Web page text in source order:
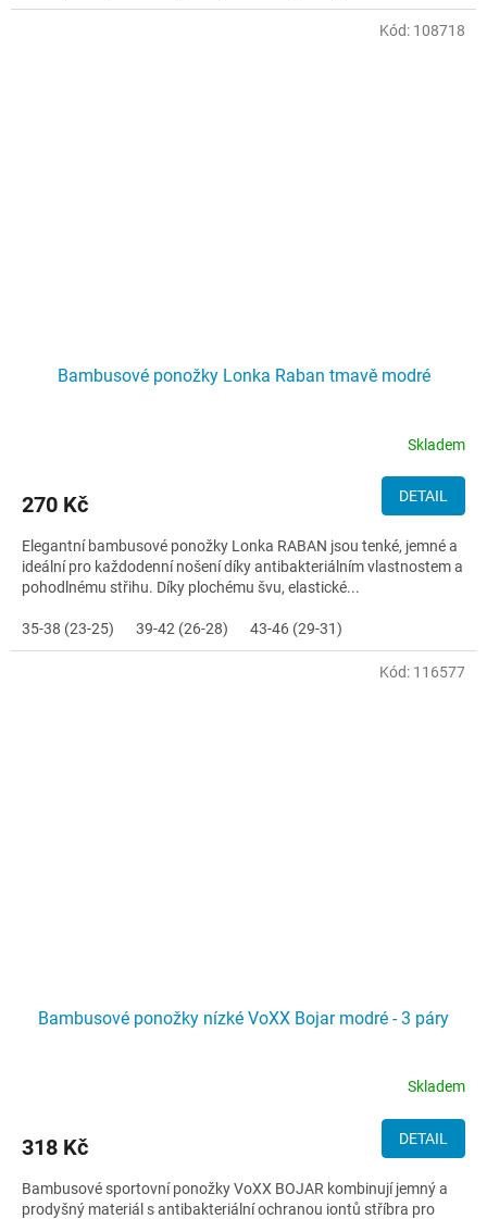
Bambusové ponožky Lonka Raban tmavě modré
Skladem
270 Kč DETAIL
Elegantní bambusové ponožky Lonka RABAN jsou tenké, jemné a
ideální pro každodenní nošení díky antibakteriálním vlastnostem a
pohodlnému střihu. Díky plochému švu, elastické...
35-38 (23-25) 39-42 (26-28) 43-46 (29-31)
Kód: 108718
Bambusové ponožky nízké VoXX Bojar modré - 3 páry
Skladem
318 Kč DETAIL
Bambusové sportovní ponožky VoXX BOJAR kombinují jemný a
prodyšný materiál s antibakteriální ochranou iontů stříbra pro
Kód: 116577